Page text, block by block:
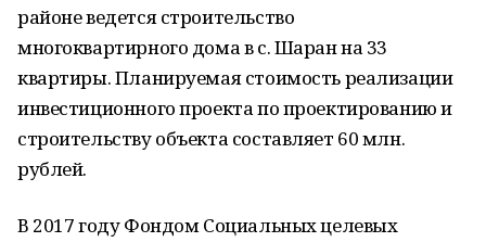
районе ведется строительство
многоквартирного дома в с. Шаран на 33
квартиры. Планируемая стоимость реализации
инвестиционного проекта по проектированию и
строительству объекта составляет 60 млн.
рублей.
В 2017 году Фондом Социальных целевых